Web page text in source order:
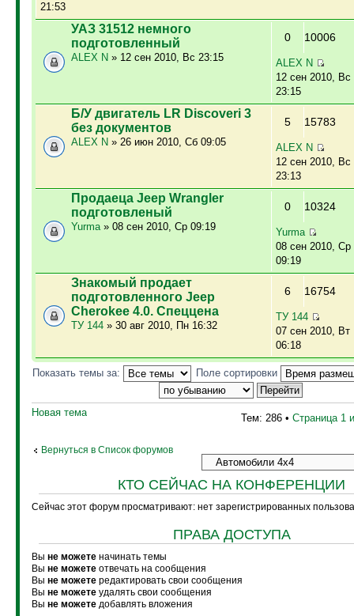
21:53
УАЗ 31512 немного
подготовленный
ALEX N » 12 сен 2010, Вс 23:15
0 10006
ALEX N
12 сен 2010, Вс
23:15
Б/У двигатель LR Discoveri 3
без документов
ALEX N » 26 июн 2010, Сб 09:05
5 15783
ALEX N
12 сен 2010, Вс
23:13
Продаеца Jeep Wrangler
подготовленый
Yurma» 08 сен 2010, Ср 09:19
0 10324
Yurma
08 сен 2010, Ср
09:19
Знакомый продает
подготовленного Jeep
Cherokee 4.0. Спеццена
ТУ 144» 30 авг 2010, Пн 16:32
6 16754
ТУ 144
07 сен 2010, Вт
06:18
Показать темы за: Поле сортировки
Новая тема Тем: 286 • Страница 1
Вернуться в Список форумов
КТО СЕЙЧАС НА КОНФЕРЕНЦИИ
Сейчас этот форум просматривают: нет зарегистрированных
ПРАВА ДОСТУПА
Вы не можетеначинать темы
Вы не можетеотвечать на сообщения
Вы не можетередактировать свои сообщения
Вы не можетеудалять свои сообщения
Вы не можетедобавлять вложения